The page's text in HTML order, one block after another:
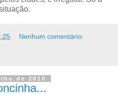
Nenhum comentário:
de 2010